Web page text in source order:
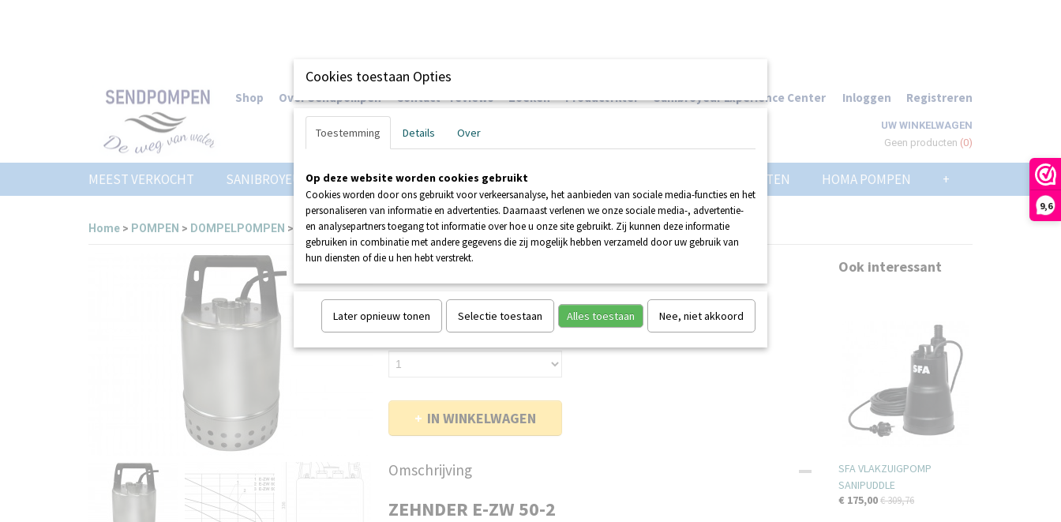
9,6
Shop Over Sendpompen Contact - reviews Zoeken Productfilter Sanibroyeur Experience Center Inloggen Registreren
UW WINKELWAGEN
Geen producten (0)
MEEST VERKOCHT SANIBROYEUR ZEHNDER POMPEN BOOSTERPOMPEN POMPPUTTEN HOMA POMPEN +
Home > POMPEN > DOMPELPOMPEN > ZEHNDER E-ZW 50-2
ZEHNDER E-ZW 50-2
€ 425,00
IN WINKELWAGEN
Omschrijving
ZEHNDER E-ZW 50-2
Ook interessant
SFA VLAKZUIGPOMP
SANIPUDDLE
€ 175,00€ 309,76
Cookies toestaan Opties
Toestemming Details Over
Op deze website worden cookies gebruikt
Cookies worden door ons gebruikt voor verkeersanalyse, het aanbieden van sociale media-functies en het
personaliseren van informatie en advertenties. Daarnaast verlenen we onze sociale media-, advertentie-
en analysepartners toegang tot informatie over hoe u onze site gebruikt. Zij kunnen deze informatie
gebruiken in combinatie met andere gegevens die zij mogelijk hebben verzameld door uw gebruik van
hun diensten of die u hen hebt verstrekt.
Later opnieuw tonen Selectie toestaan Alles toestaan Nee, niet akkoord